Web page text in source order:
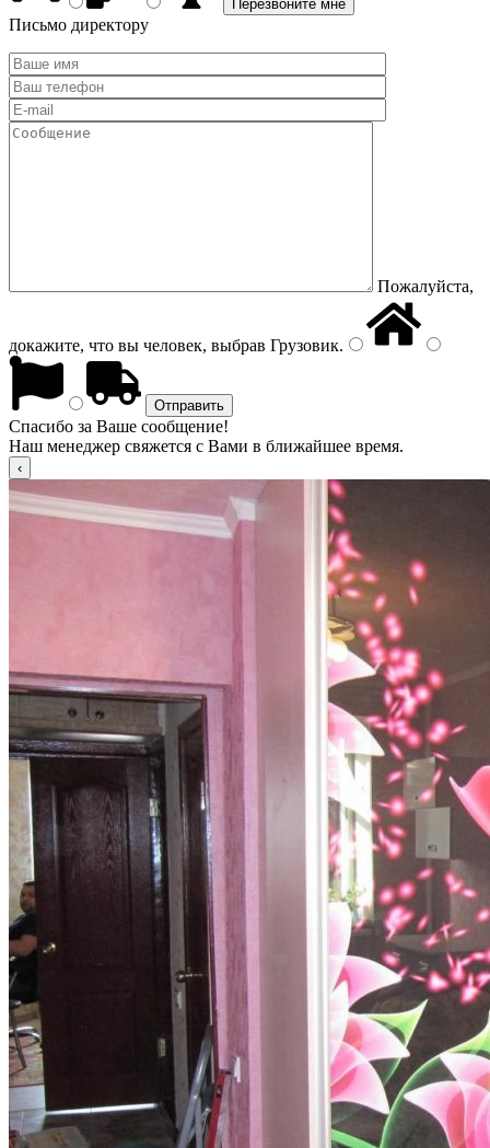
Письмо директору
Пожалуйста,
докажите, что вы человек, выбрав Грузовик.
Спасибо за Ваше сообщение!
Наш менеджер свяжется с Вами в ближайшее время.